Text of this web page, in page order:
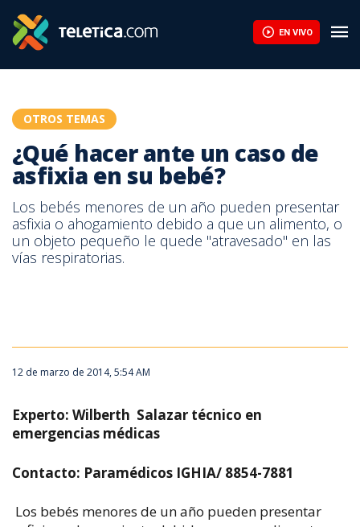
EN VIVO
OTROS TEMAS
¿Qué hacer ante un caso de
asfixia en su bebé?
Los bebés menores de un año pueden presentar
asfixia o ahogamiento debido a que un alimento, o
un objeto pequeño le quede "atravesado" en las
vías respiratorias.
12 de marzo de 2014, 5:54 AM
Experto: Wilberth Salazar técnico en
emergencias médicas
Contacto: Paramédicos IGHIA/ 8854-7881
Los bebés menores de un año pueden presentar